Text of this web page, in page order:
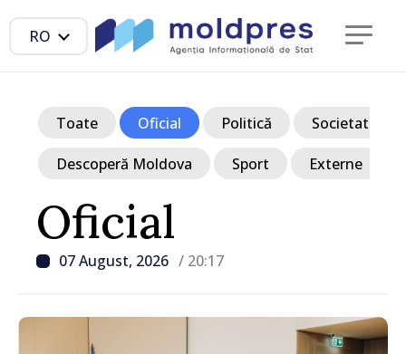
RO
Oficial
07 August, 2026 / 20:17
Toate Oficial Politică Societate
Descoperă Moldova Sport Externe